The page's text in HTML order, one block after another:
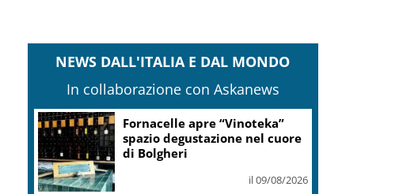
NEWS DALL'ITALIA E DAL MONDO
In collaborazione con Askanews
Si è spento a Roma
Massimiliano Cencelli, diede il
nome al famoso Manuale
il 09/08/2026